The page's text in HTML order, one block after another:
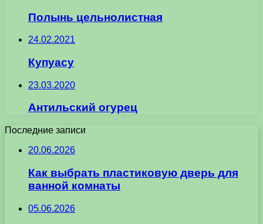
Полынь цельнолистная
24.02.2021
Купуасу
23.03.2020
Антильский огурец
Последние записи
20.06.2026
Как выбрать пластиковую дверь для
ванной комнаты
05.06.2026